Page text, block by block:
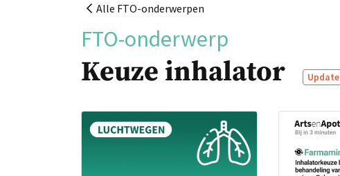
Alle FTO-onderwerpen
FTO-onderwerp
Keuze inhalator Update